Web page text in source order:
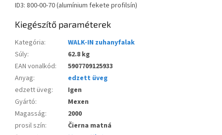
ID3: 800-00-70 (alumínium fekete profilsín)
Kiegészítő paraméterek
Kategória:
WALK-IN zuhanyfalak
Súly:
62.8 kg
EAN vonalkód:
5907709125933
Anyag:
edzett üveg
edzett üveg:
Igen
Gyártó:
Mexen
Magasság:
2000
prosil szín:
Čierna matná